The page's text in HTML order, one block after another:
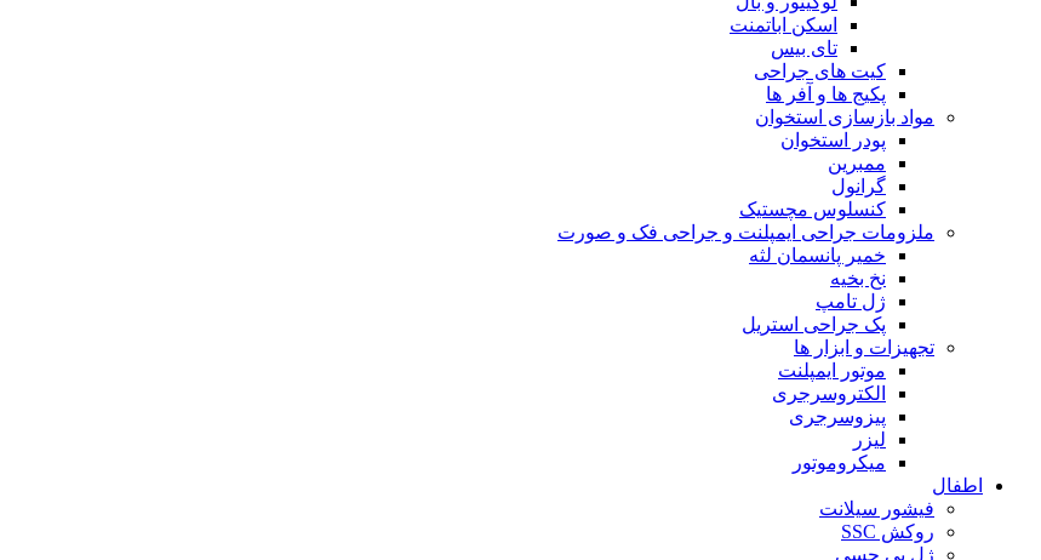
اسکن اباتمنت
تای بیس
کیت های جراحی
پکیج ها و آفر ها
مواد بازسازی استخوان
پودر استخوان
ممبرین
گرانول
کنسلوس مچستیک
ملزومات جراحی ایمپلنت و جراحی فک و صورت
خمیر پانسمان لثه
نخ بخیه
ژل تامپ
پک جراحی استریل
تجهیزات و ابزار ها
موتور ایمپلنت
الکتروسرجری
پیزوسرجری
لیزر
میکروموتور
اطفال
فیشور سیلانت
روکش SSC
ژل بی حسی